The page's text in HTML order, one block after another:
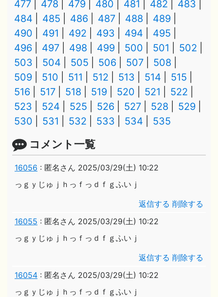
477 478 479 480 481 482
483
484
485 486 487 488
489
490
491 492 493 494
495
496
497 498 499 500 501
502
503
504 505 506 507
508
509
510 511 512 513 514
515
516
517 518 519 520 521
522
523
524 525 526 527 528
529
530
531 532 533 534 535
コメント一覧
16056 : 匿名さん 2025/03/29(土) 10:22
っｇｙじゅｊｈっｆっｄｆｇふいｊ
返信する 削除する
16055 : 匿名さん 2025/03/29(土) 10:22
っｇｙじゅｊｈっｆっｄｆｇふいｊ
返信する 削除する
16054 : 匿名さん 2025/03/29(土) 10:22
っｇｙじゅｊｈっｆっｄｆｇふいｊ